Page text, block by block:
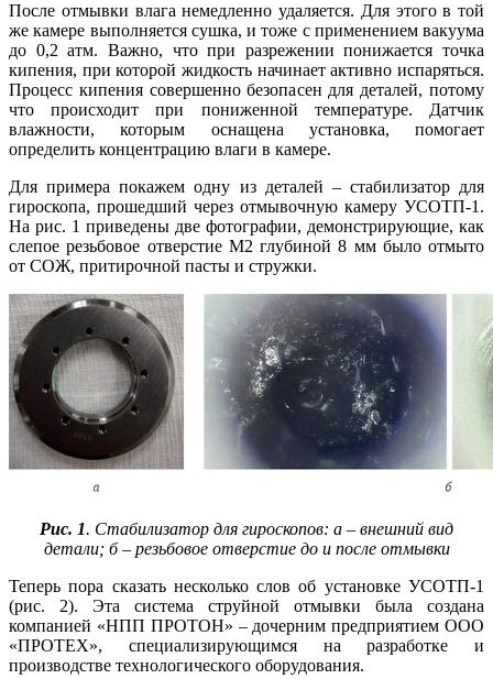
После отмывки влага немедленно удаляется. Для этого в той
же камере выполняется сушка, и то­же с применением вакуума
до 0,2 атм. Важно, что при разрежении понижается точка
кипения, при которой жидкость начинает активно испаряться.
Процесс кипения совершенно безопасен для деталей, потому
что происходит при пониженной температуре. Датчик
влажности, которым оснащена установка, помогает
определить концентрацию влаги в камере.
Для примера покажем одну из деталей – стабилизатор для
гироскопа, прошедший через отмывочную камеру УСОТП‑1.
На рис. 1 приведены две фотографии, демонстрирующие, как
слепое резьбовое отверстие М2 глубиной 8 мм бы­ло отмыто
от СОЖ, притирочной пасты и стружки.
Рис. 1. Стабилизатор для гироскопов: а – внешний вид
детали; б – резьбовое отверстие до и после отмывки
Теперь по­ра сказать несколько слов об установке УСОТП‑1
(рис. 2). Эта система струйной отмывки бы­ла создана
компанией «НПП ПРОТОН» – дочерним предприятием ООО
«ПРОТЕХ», специализирующимся на разработке и
производстве технологического оборудования.